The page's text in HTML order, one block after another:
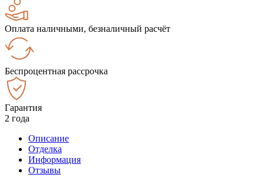
Оплата наличными, безналичный расчёт
Беспроцентная рассрочка
Гарантия
2 года
Описание
Отделка
Информация
Отзывы